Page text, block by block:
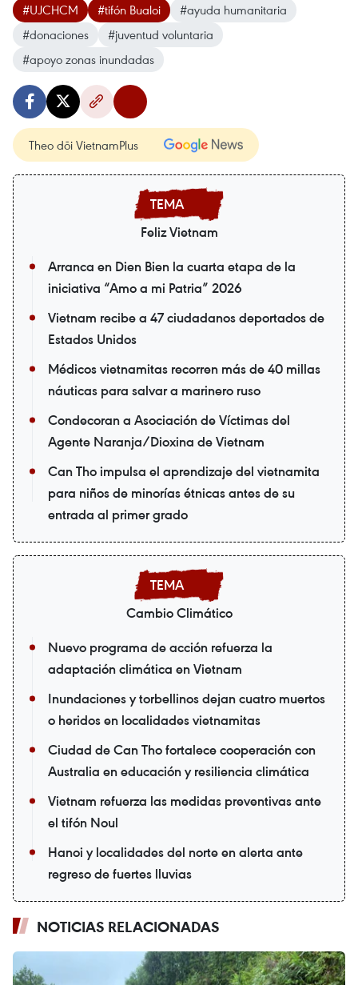
#UJCHCM #tifón Bualoi
#ayuda humanitaria
#donaciones
#juventud voluntaria
#apoyo zonas inundadas
Theo dõi VietnamPlus
Feliz Vietnam
Arranca en Dien Bien la cuarta etapa de la
iniciativa “Amo a mi Patria” 2026
Vietnam recibe a 47 ciudadanos deportados de
Estados Unidos
Médicos vietnamitas recorren más de 40 millas
náuticas para salvar a marinero ruso
Condecoran a Asociación de Víctimas del
Agente Naranja/Dioxina de Vietnam
Can Tho impulsa el aprendizaje del vietnamita
para niños de minorías étnicas antes de su
entrada al primer grado
Cambio Climático
Nuevo programa de acción refuerza la
adaptación climática en Vietnam
Inundaciones y torbellinos dejan cuatro muertos
o heridos en localidades vietnamitas
Ciudad de Can Tho fortalece cooperación con
Australia en educación y resiliencia climática
Vietnam refuerza las medidas preventivas ante
el tifón Noul
Hanoi y localidades del norte en alerta ante
regreso de fuertes lluvias
NOTICIAS RELACIONADAS